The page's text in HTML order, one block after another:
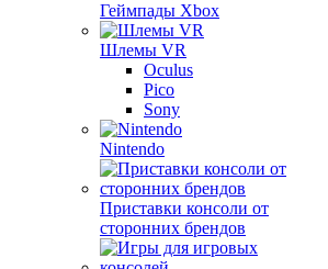
Геймпады Xbox
Шлемы VR
Oculus
Pico
Sony
Nintendo
Приставки консоли от
сторонних брендов